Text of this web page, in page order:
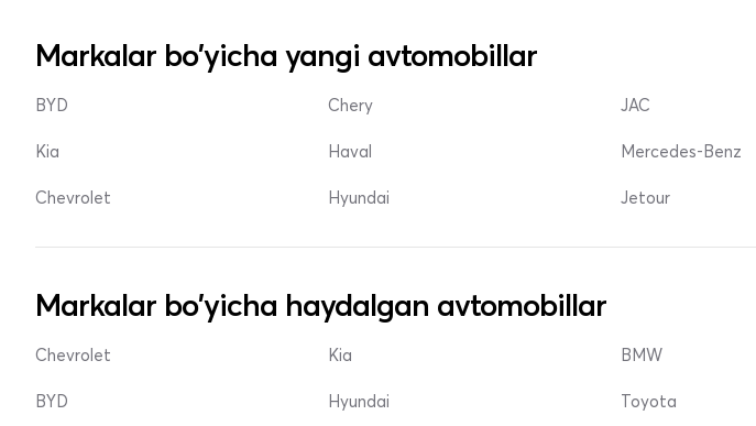
Markalar bo'yicha yangi avtomobillar
BYD
Kia
Chevrolet
Chery
Haval
Hyundai
JAC
Mercedes-Benz
Jetour
Markalar bo'yicha haydalgan avtomobillar
Chevrolet
BYD
Kia
Hyundai
BMW
Toyota